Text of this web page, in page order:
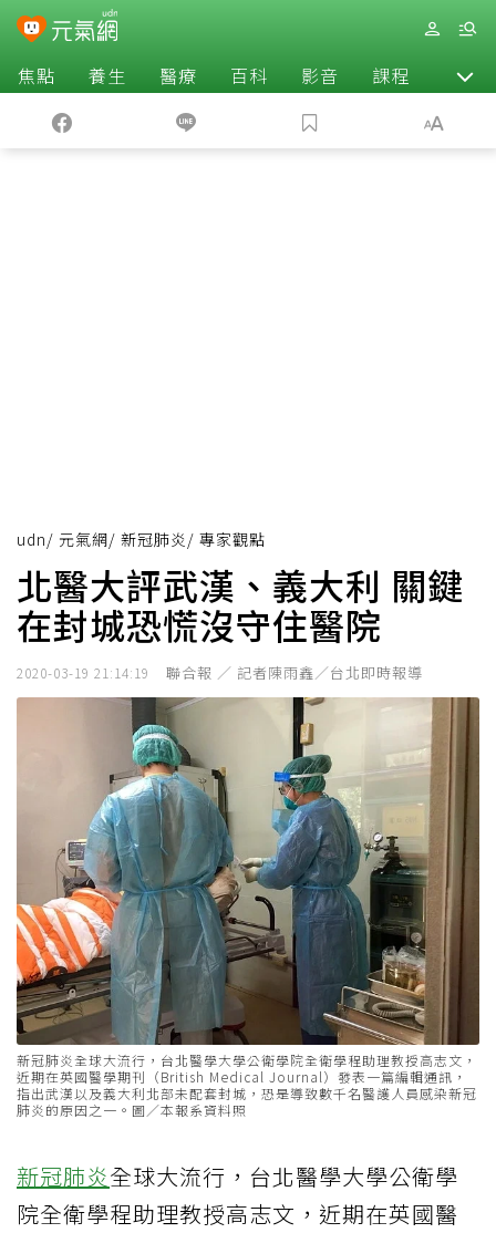
焦點 養生 醫療 百科 影音 課程 退休
udn/ 元氣網/ 新冠肺炎 / 專家觀點
北醫大評武漢、義大利 關鍵
在封城恐慌沒守住醫院
2020-03-19 21:14:19 聯合報 ／ 記者陳雨鑫／台北即時報導
新冠肺炎全球大流行，台北醫學大學公衛學院全衛學程助理教授高志文，
近期在英國醫學期刊（British Medical Journal）發表一篇編輯通訊，
指出武漢以及義大利北部未配套封城，恐是導致數千名醫護人員感染新冠
肺炎的原因之一。圖／本報系資料照
新冠肺炎全球大流行，台北醫學大學公衛學
院全衛學程助理教授高志文，近期在英國醫